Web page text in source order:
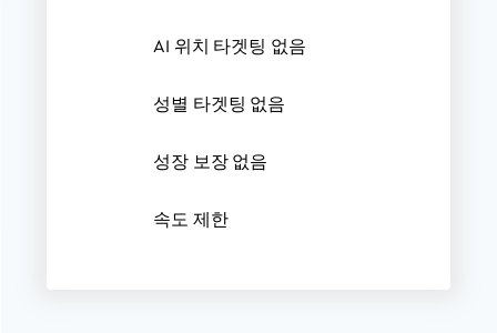
AI 위치 타겟팅 없음
성별 타겟팅 없음
성장 보장 없음
속도 제한